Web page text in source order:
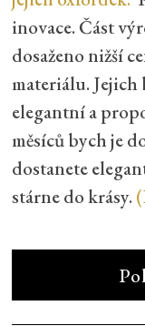
inovace. Část
dosaženo nižší
materiálu. Jejich
elegantní a
měsíců bych je
dostanete
stárne do krásy.